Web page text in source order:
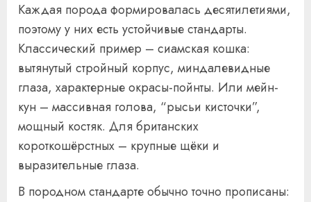
Каждая порода формировалась десятилетиями,
поэтому у них есть устойчивые стандарты.
Классический пример – сиамская кошка:
вытянутый стройный корпус, миндалевидные
глаза, характерные окрасы-пойнты. Или мейн-
кун – массивная голова, “рысьи кисточки”,
мощный костяк. Для британских
короткошёрстных – крупные щёки и
выразительные глаза.
В породном стандарте обычно точно прописаны: